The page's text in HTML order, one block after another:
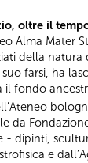
oltre il
Alma Mater
della natura
farsi, ha
fondo
da
- dipinti,
e